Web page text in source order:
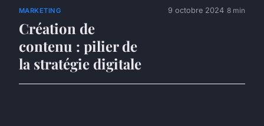
MARKETING
Création de
contenu : pilier de
la stratégie digitale
9 octobre 2024 8 min